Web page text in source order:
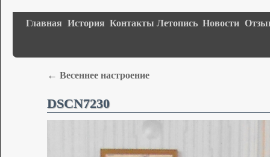
Главная История Контакты Летопись Новости
← Весеннее настроение
DSCN7230